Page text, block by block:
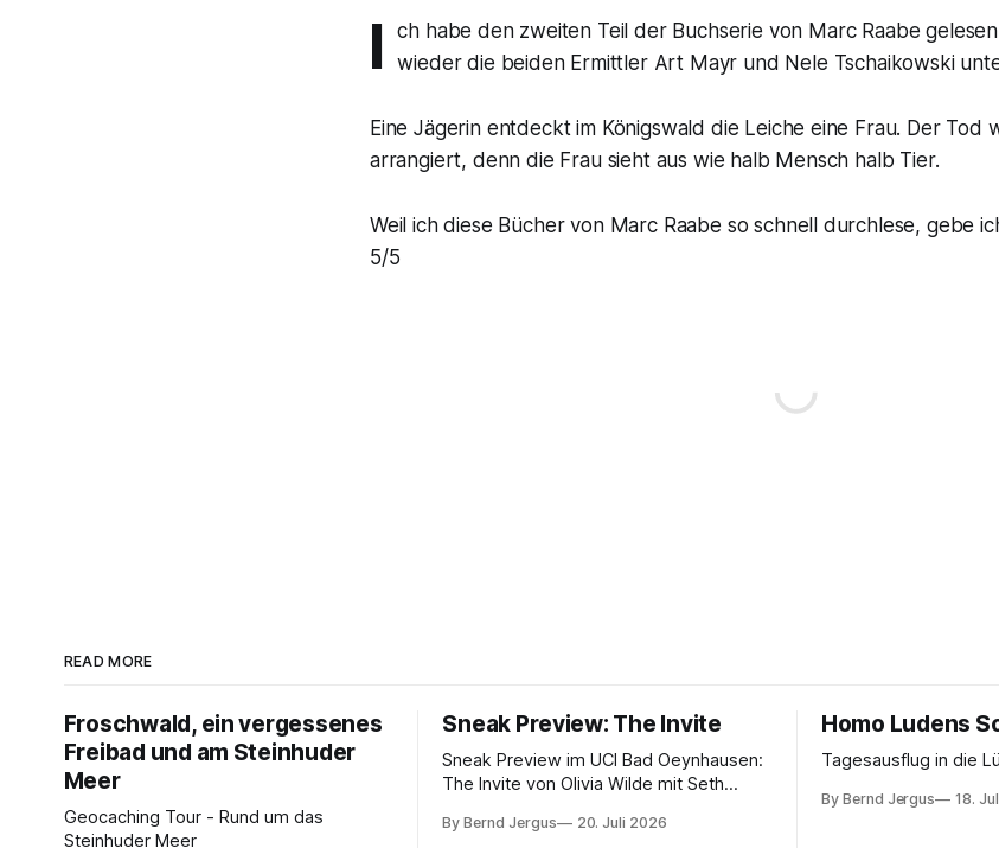
I
ch habe den zweiten Teil der Buchserie von Marc Raabe
wieder die beiden Ermittler Art Mayr und Nele Tschaikowski
Eine Jägerin entdeckt im Königswald die Leiche eine Frau. Der Tod
arrangiert, denn die Frau sieht aus wie halb Mensch halb Tier.
Weil ich diese Bücher von Marc Raabe so schnell durchlese, gebe
5/5
READ MORE
Froschwald, ein vergessenes
Freibad und am Steinhuder
Meer
Geocaching Tour - Rund um das
Steinhuder Meer
Sneak Preview: The Invite
Sneak Preview im UCI Bad Oeynhausen:
The Invite von Olivia Wilde mit Seth
Norton. Kammerspiel, Sex-Comedy, 8,5
By Bernd Jergus 20. Juli 2026
Homo Ludens
Tagesausflug in die
By Bernd Jergus 18.